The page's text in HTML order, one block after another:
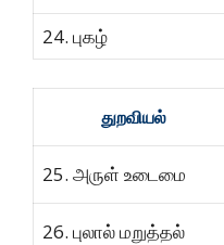
24. புகழ்
துறவியல்
25. அருள் உடைமை
26. புலால் மறுத்தல்